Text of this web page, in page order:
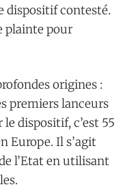
dispositif contesté.
plainte pour
origines :
premiers lanceurs
dispositif, c’est 55
Europe. Il s’agit
l’Etat en utilisant